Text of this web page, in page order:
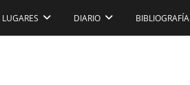
LUGARES DIARIO BIBLIOGRAFÍA